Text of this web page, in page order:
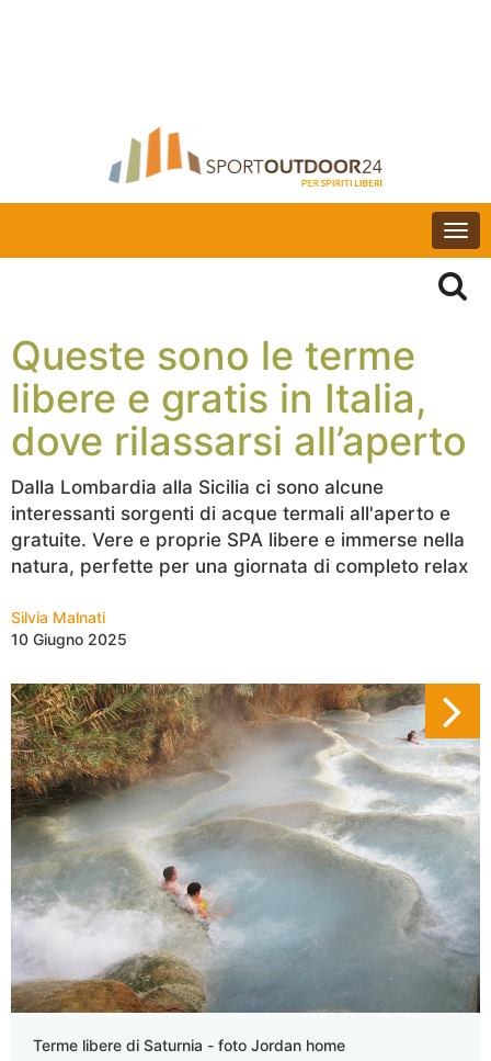
Queste sono le terme
libere e gratis in Italia,
dove rilassarsi all’aperto
Dalla Lombardia alla Sicilia ci sono alcune
interessanti sorgenti di acque termali all'aperto e
gratuite. Vere e proprie SPA libere e immerse nella
natura, perfette per una giornata di completo relax
Silvia Malnati
10 Giugno 2025
Terme libere di Saturnia - foto Jordan home